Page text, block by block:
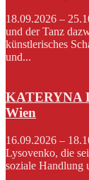
18.09.2026 –
und der Tanz
künstlerisches
und...
KATERYNA
Wien
16.09.2026 –
Lysovenko, die
soziale Handlung